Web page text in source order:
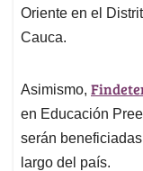
Oriente en el
Cauca.
Asimismo,
en Educación
serán
largo del país.